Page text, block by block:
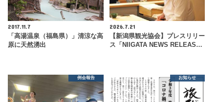
2017.11.7
「高湯温泉（福島県）」清涼な高
原に天然湧出
2026.7.21
【新潟県観光協会】プレスリリー
ス「NIIGATA NEWS RELEAS…
例会報告 お知らせ